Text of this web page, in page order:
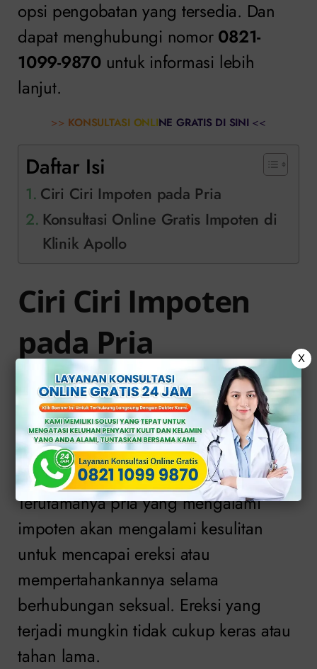
opsi pengobatan yang tersedia. Dan
dapat menghubungi nomor 0821-
1099-9870 untuk informasi lebih
lanjut.
>> KONSULTASI ONLINE GRATIS DI SINI <<
Daftar Isi
Ciri Ciri Impoten pada Pria
Konsultasi Online Gratis Impoten di
Klinik Apollo
Ciri Ciri Impoten
pada Pria
Inilah Ciri Cirinya:
Kesulitan mencapai atau
mempertahankan ereksi
Terutamanya pria yang mengalami
impoten akan mengalami kesulitan
untuk mencapai ereksi atau
mempertahankannya selama
berhubungan seksual. Ereksi yang
terjadi mungkin tidak cukup keras atau
tahan lama.
X